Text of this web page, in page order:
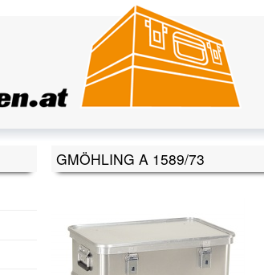
GMÖHLING A 1589/73